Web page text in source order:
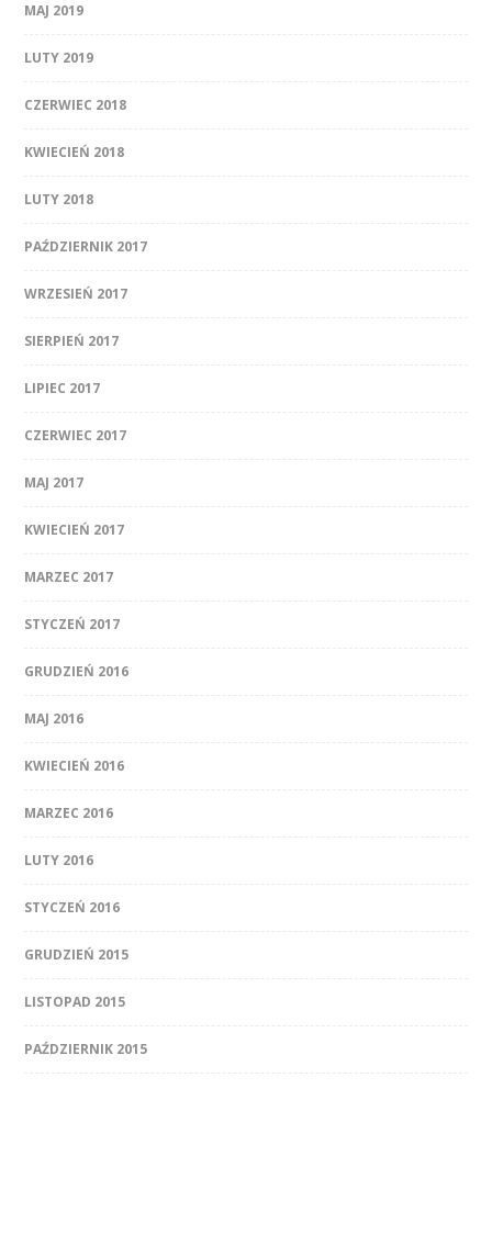
MAJ 2019
LUTY 2019
CZERWIEC 2018
KWIECIEŃ 2018
LUTY 2018
PAŹDZIERNIK 2017
WRZESIEŃ 2017
SIERPIEŃ 2017
LIPIEC 2017
CZERWIEC 2017
MAJ 2017
KWIECIEŃ 2017
MARZEC 2017
STYCZEŃ 2017
GRUDZIEŃ 2016
MAJ 2016
KWIECIEŃ 2016
MARZEC 2016
LUTY 2016
STYCZEŃ 2016
GRUDZIEŃ 2015
LISTOPAD 2015
PAŹDZIERNIK 2015